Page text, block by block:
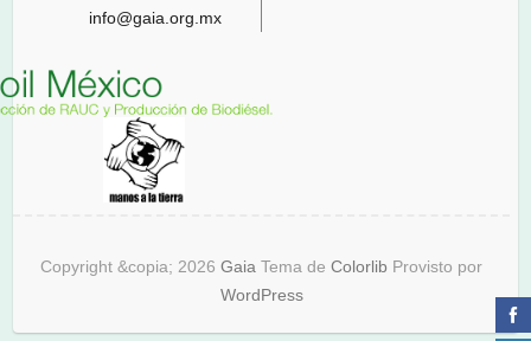
info@gaia.org.mx
Copyright &copia; 2026Gaia Tema deColorlib Provisto por
WordPress